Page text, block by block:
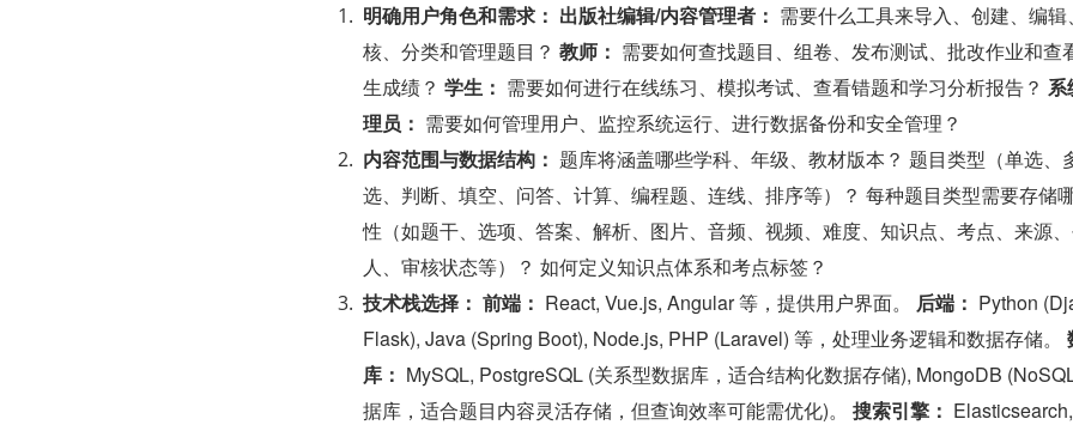
明确用户角色和需求： 出版社编辑/内容管理者： 需要什么工具来导入、创建、编辑
核、分类和管理题目？ 教师： 需要如何查找题目、组卷、发布测试、批改作业和查
生成绩？ 学生： 需要如何进行在线练习、模拟考试、查看错题和学习分析报告？ 系
理员： 需要如何管理用户、监控系统运行、进行数据备份和安全管理？
内容范围与数据结构： 题库将涵盖哪些学科、年级、教材版本？ 题目类型（单选、
选、判断、填空、问答、计算、编程题、连线、排序等）？ 每种题目类型需要存储
性（如题干、选项、答案、解析、图片、音频、视频、难度、知识点、考点、来源
人、审核状态等）？ 如何定义知识点体系和考点标签？
技术栈选择： 前端： React, Vue.js, Angular 等，提供用户界面。 后端： Python
Flask), Java (Spring Boot), Node.js, PHP (Laravel) 等，处理业务逻辑和数据存储。
库： MySQL, PostgreSQL (关系型数据库，适合结构化数据存储), MongoDB
据库，适合题目内容灵活存储，但查询效率可能需优化)。 搜索引擎：